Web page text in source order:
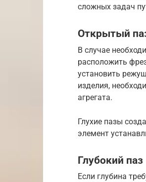
сложных задач
Открытый
В случае
расположить
установить
изделия,
агрегата.
Глухие пазы
элемент
Глубокий паз
Если глубина